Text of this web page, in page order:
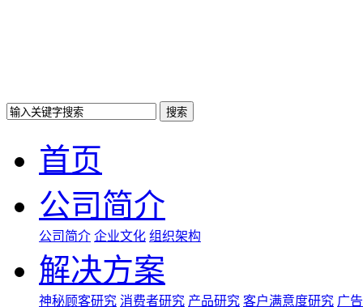
搜索
首页
公司简介
公司简介 企业文化 组织架构
解决方案
神秘顾客研究 消费者研究 产品研究 客户满意度研究 广